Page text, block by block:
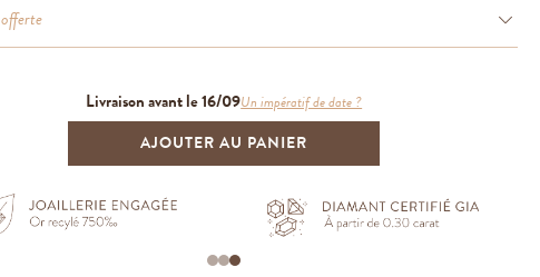
offerte
Livraison avant le 16/09Un impératif de date ?
AJOUTER AU PANIER